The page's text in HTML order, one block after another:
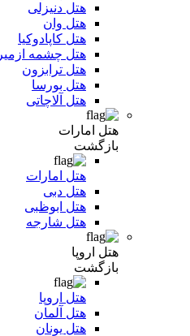
هتل دنیزلی
هتل وان
هتل کاپادوکیا
هتل چشمه ازمیر
هتل ترابزون
هتل بورسا
هتل آلاچاتی
هتل امارات
بازگشت
هتل امارات
هتل دبی
هتل ابوظبی
هتل شارجه
هتل اروپا
بازگشت
هتل اروپا
هتل آلمان
هتل یونان